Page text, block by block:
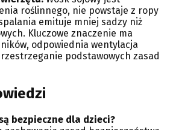
roślinnego, nie powstaje z ropy
emituje mniej sadzy niż
Kluczowe znaczenie ma
odpowiednia wentylacja
podstawowych zasad
bezpieczne dla dzieci?